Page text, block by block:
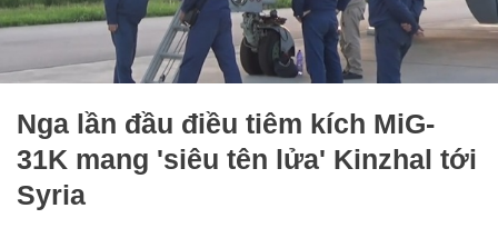
Nga lần đầu điều tiêm kích MiG-
31K mang 'siêu tên lửa' Kinzhal tới
Syria